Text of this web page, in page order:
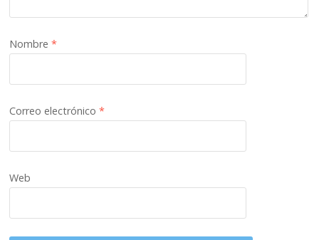
Nombre*
Correo electrónico*
Web